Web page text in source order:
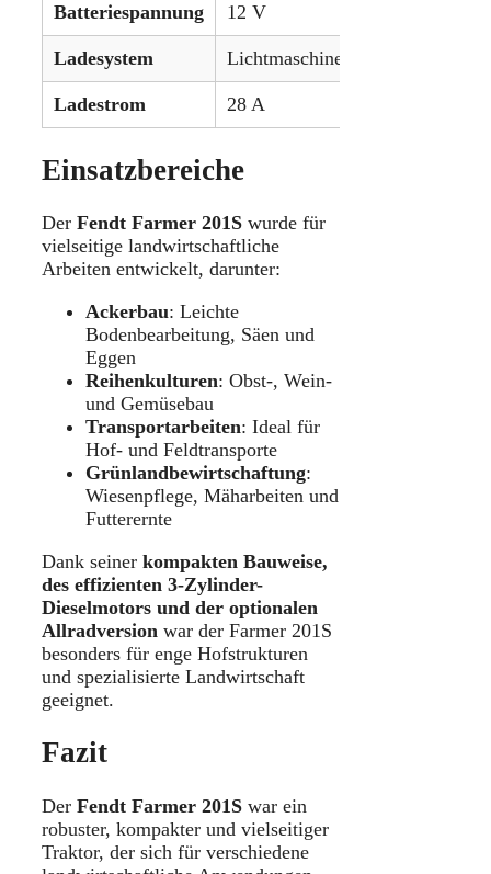
Batteriespannung 12 V
Ladesystem Lichtmaschine (Generator)
Ladestrom 28 A
Einsatzbereiche
Der Fendt Farmer 201S wurde für
vielseitige landwirtschaftliche
Arbeiten entwickelt, darunter:
Ackerbau: Leichte
Bodenbearbeitung, Säen und
Eggen
Reihenkulturen: Obst-, Wein-
und Gemüsebau
Transportarbeiten: Ideal für
Hof- und Feldtransporte
Grünlandbewirtschaftung:
Wiesenpflege, Mäharbeiten und
Futterernte
Dank seiner kompakten Bauweise,
des effizienten 3-Zylinder-
Dieselmotors und der optionalen
Allradversion war der Farmer 201S
besonders für enge Hofstrukturen
und spezialisierte Landwirtschaft
geeignet.
Fazit
Der Fendt Farmer 201S war ein
robuster, kompakter und vielseitiger
Traktor, der sich für verschiedene